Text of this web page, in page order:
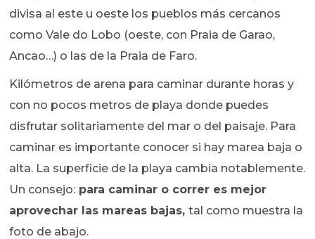
divisa al este u oeste los pueblos más cercanos
como Vale do Lobo (oeste, con Praia de Garao,
Ancao…) o las de la Praia de Faro.
Kilómetros de arena para caminar durante horas y
con no pocos metros de playa donde puedes
disfrutar solitariamente del mar o del paisaje. Para
caminar es importante conocer si hay marea baja o
alta. La superficie de la playa cambia notablemente.
Un consejo: para caminar o correr es mejor
aprovechar las mareas bajas,tal como muestra la
foto de abajo.